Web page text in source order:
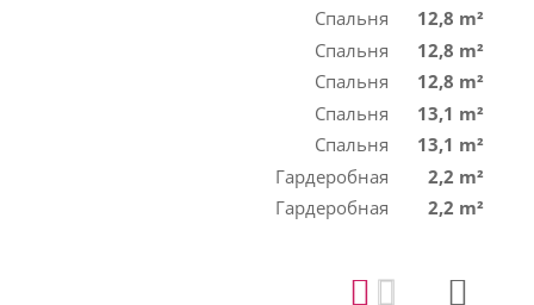
Спальня
12,8 m²
Спальня
12,8 m²
Спальня
12,8 m²
Спальня
13,1 m²
Спальня
13,1 m²
Гардеробная
2,2 m²
Гардеробная
2,2 m²